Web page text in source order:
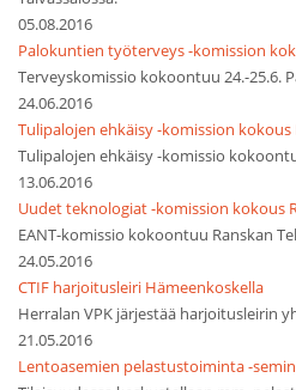
05.08.2016
Palokuntien työterveys -komission
Terveyskomissio kokoontuu 24.-25.6.
24.06.2016
Tulipalojen ehkäisy -komission kokous
Tulipalojen ehkäisy -komissio
13.06.2016
Uudet teknologiat -komission kokous
EANT-komissio kokoontuu Ranskan
24.05.2016
CTIF harjoitusleiri Hämeenkoskella
Herralan VPK järjestää harjoitusleirin
21.05.2016
Lentoasemien pelastustoiminta -